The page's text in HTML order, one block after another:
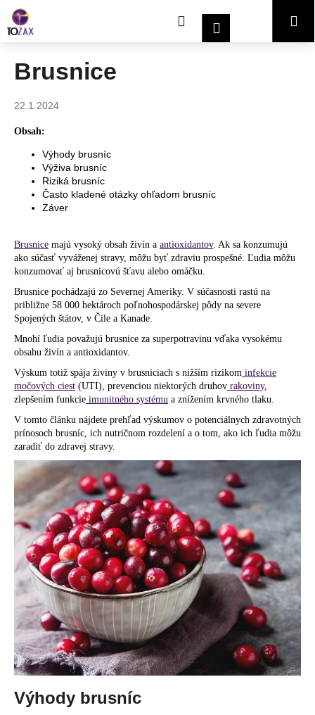
obsah
HľadaťPrihlásenieNákupný
Brusnice
22.1.2024
Obsah:
Výhody brusníc
Výživa brusníc
Riziká brusníc
Často kladené otázky ohľadom brusníc
Záver
Brusnice majú vysoký obsah živín a antioxidantov. Ak sa konzumujú
ako súčasť vyváženej stravy, môžu byť zdraviu prospešné. Ľudia môžu
konzumovať aj brusnicovú šťavu alebo omáčku.
Brusnice pochádzajú zo Severnej Ameriky. V súčasnosti rastú na
približne 58 000 hektároch poľnohospodárskej pôdy na severe
Spojených štátov, v Čile a Kanade.
Mnohí ľudia považujú brusnice za superpotravinu vďaka vysokému
obsahu živín a antioxidantov.
Výskum totiž spája živiny v brusniciach s nižším rizikom infekcie
močových ciest (UTI), prevenciou niektorých druhov rakoviny,
zlepšením funkcie imunitného systému a znížením krvného tlaku.
V tomto článku nájdete prehľad výskumov o potenciálnych zdravotných
prínosoch brusníc, ich nutričnom rozdelení a o tom, ako ich ľudia môžu
zaradiť do zdravej stravy.
Výhody brusníc
o
Č
p
o
j
e
t
e
n
á
j
s
ť
?
HĽADAŤ
O
d
p
o
r
ú
č
a
m
e